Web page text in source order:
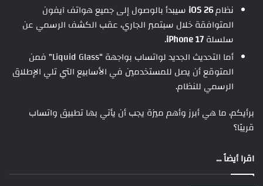
نظامiOS 26 سيبدأ بالوصول إلى جميع هواتف آيفون
المتوافقة خلال سبتمبر الجاري، عقب الكشف الرسمي عن
سلسلةiPhone 17
.
أما التحديث الجديد لواتساب بواجهة “Liquid Glass” فمن
المتوقع أن يصل للمستخدمين في الأسابيع التي تلي الإطلاق
الرسمي للنظام.
برأيكم، ما هي أبرز وأهم ميزة يجب أن يأتي بها تطبيق واتساب
قريبًا؟
اقرا أيضاً ...